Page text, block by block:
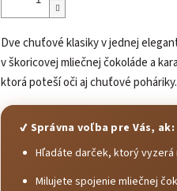
Dve chuťové klasiky v jednej
v škoricovej mliečnej čokoláde a
ktorá poteší oči aj chuťové poháriky.
✔ Správna voľba pre Vás, ak:
Hľadáte darček, ktorý
Milujete spojenie mliečnej